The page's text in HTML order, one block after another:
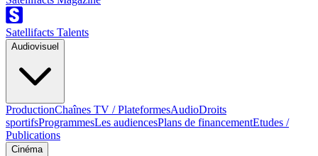
Satellifacts Talents
Audiovisuel
ProductionChaînes TV / PlateformesAudioDroits
sportifsProgrammesLes audiencesPlans de financementEtudes /
Publications
Cinéma